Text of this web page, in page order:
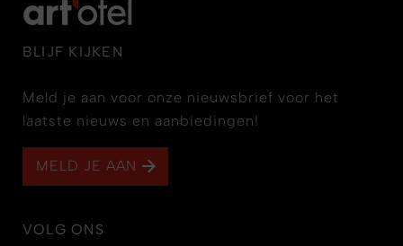
BLIJF KIJKEN
Meld je aan voor onze nieuwsbrief voor het
laatste nieuws en aanbiedingen!
MELD JE AAN
VOLG ONS